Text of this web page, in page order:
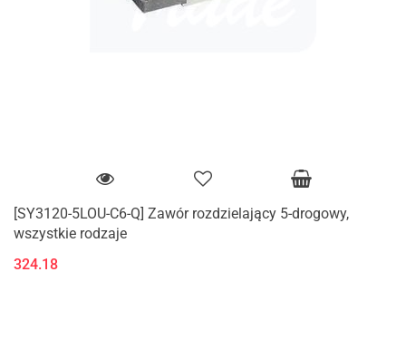
[SY3120-5LOU-C6-Q] Zawór rozdzielający 5-drogowy,
wszystkie rodzaje
324.18